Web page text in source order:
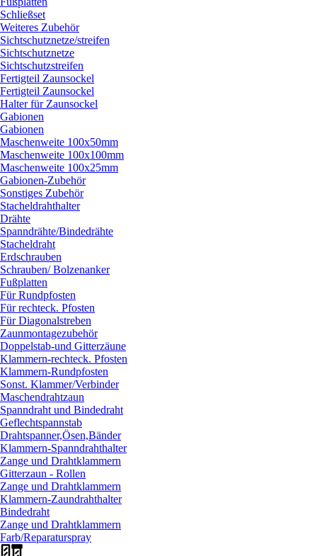
Schließset
Weiteres Zubehör
Sichtschutznetze/streifen
Sichtschutznetze
Sichtschutzstreifen
Fertigteil Zaunsockel
Fertigteil Zaunsockel
Halter für Zaunsockel
Gabionen
Gabionen
Maschenweite 100x50mm
Maschenweite 100x100mm
Maschenweite 100x25mm
Gabionen-Zubehör
Sonstiges Zubehör
Stacheldrahthalter
Drähte
Spanndrähte/Bindedrähte
Stacheldraht
Erdschrauben
Schrauben/Bolzenanker
Fußplatten
Für Rundpfosten
Für rechteck. Pfosten
Für Diagonalstreben
Zaunmontagezubehör
Doppelstab-und Gitterzäune
Klammern-rechteck. Pfosten
Klammern-Rundpfosten
Sonst. Klammer/Verbinder
Maschendrahtzaun
Spanndraht und Bindedraht
Geflechtspannstab
Drahtspanner,Ösen,Bänder
Klammern-Spanndrahthalter
Zange und Drahtklammern
Gitterzaun - Rollen
Zange und Drahtklammern
Klammern-Zaundrahthalter
Bindedraht
Zange und Drahtklammern
Farb/Reparaturspray